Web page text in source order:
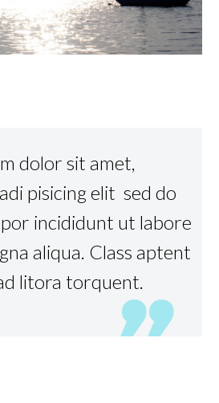
dolor sit amet,
pisicing elit sed do
incididunt ut labore
aliqua. Class aptent
litora torquent.